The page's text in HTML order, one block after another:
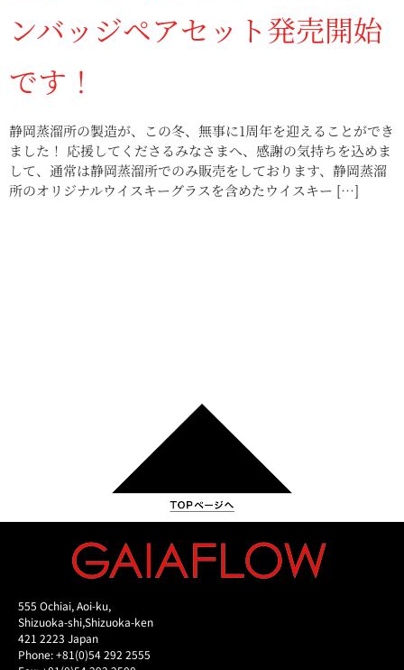
ンバッジペアセット発売開始
です！
静岡蒸溜所の製造が、この冬、無事に1周年を迎えることができ
ました！ 応援してくださるみなさまへ、感謝の気持ちを込めま
して、通常は静岡蒸溜所でのみ販売をしております、静岡蒸溜
所のオリジナルウイスキーグラスを含めたウイスキー […]
555 Ochiai, Aoi-ku,
Shizuoka-shi,Shizuoka-ken
421 2223 Japan
Phone: +81(0)54 292 2555